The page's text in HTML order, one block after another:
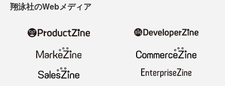
翔泳社のWebメディア